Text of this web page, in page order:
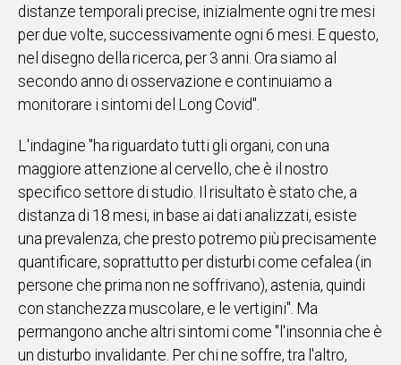
WHATSAPP
Social
distanze temporali precise, inizialmente ogni tre mesi
per due volte, successivamente ogni 6 mesi. E questo,
nel disegno della ricerca, per 3 anni. Ora siamo al
secondo anno di osservazione e continuiamo a
monitorare i sintomi del Long Covid".
L'indagine "ha riguardato tutti gli organi, con una
maggiore attenzione al cervello, che è il nostro
specifico settore di studio. Il risultato è stato che, a
distanza di 18 mesi, in base ai dati analizzati, esiste
una prevalenza, che presto potremo più precisamente
quantificare, soprattutto per disturbi come cefalea (in
persone che prima non ne soffrivano), astenia, quindi
con stanchezza muscolare, e le vertigini". Ma
permangono anche altri sintomi come "l'insonnia che è
un disturbo invalidante. Per chi ne soffre, tra l'altro,